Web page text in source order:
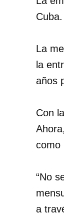
Cuba.
La
la
años
Con
como
No
a